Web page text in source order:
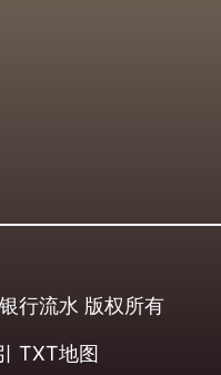
行流水 版权所有
TXT地图